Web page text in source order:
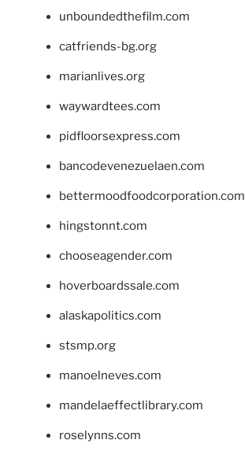
unboundedthefilm.com
catfriends-bg.org
marianlives.org
waywardtees.com
pidfloorsexpress.com
bancodevenezuelaen.com
bettermoodfoodcorporation.com
hingstonnt.com
chooseagender.com
hoverboardssale.com
alaskapolitics.com
stsmp.org
manoelneves.com
mandelaeffectlibrary.com
roselynns.com